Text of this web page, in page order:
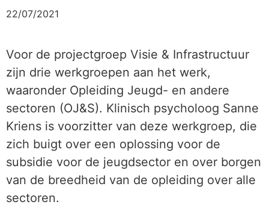
22/07/2021
Voor de projectgroep Visie & Infrastructuur
zijn drie werkgroepen aan het werk,
waaronder Opleiding Jeugd- en andere
sectoren (OJ&S). Klinisch psycholoog Sanne
Kriens is voorzitter van deze werkgroep, die
zich buigt over een oplossing voor de
subsidie voor de jeugdsector en over borgen
van de breedheid van de opleiding over alle
sectoren.